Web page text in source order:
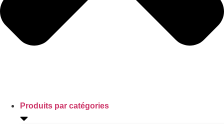
Produits par catégories